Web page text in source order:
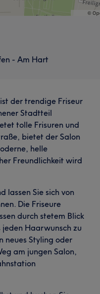
- Am Hart
der trendige Friseur
Stadtteil
tolle Frisuren und
bietet der Salon
helle
Freundlichkeit wird
lassen Sie sich von
Die Friseure
durch stetem Blick
jeden Haarwunsch zu
neues Styling oder
am jungen Salon,